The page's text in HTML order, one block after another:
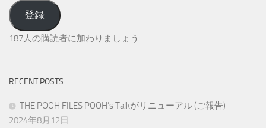
ー
ル
ア
ス
登録
187人の購読者に加わりましょう
RECENT POSTS
THE POOH FILES POOH’s Talkがリニューアル (ご報告)
2024年8月12日